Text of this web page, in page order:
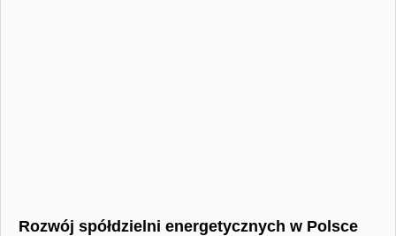
Rozwój spółdzielni energetycznych w Polsce